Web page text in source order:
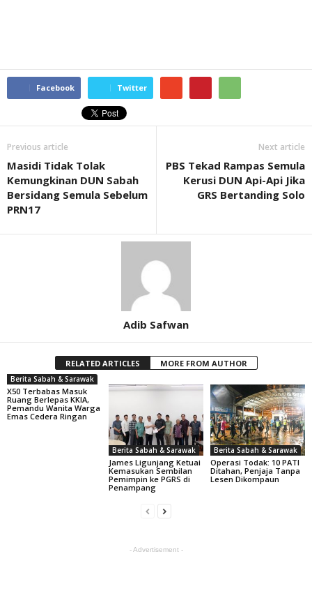
Facebook Twitter
Previous article
Masidi Tidak Tolak
Kemungkinan DUN Sabah
Bersidang Semula Sebelum
PRN17
Next article
PBS Tekad Rampas Semula
Kerusi DUN Api-Api Jika
GRS Bertanding Solo
Adib Safwan
RELATED ARTICLES MORE FROM AUTHOR
Berita Sabah & Sarawak
X50 Terbabas Masuk
Ruang Berlepas KKIA,
Pemandu Wanita Warga
Emas Cedera Ringan
Berita Sabah & Sarawak
James Ligunjang Ketuai
Kemasukan Sembilan
Pemimpin ke PGRS di
Penampang
Berita Sabah & Sarawak
Operasi Todak: 10 PATI
Ditahan, Penjaja Tanpa
Lesen Dikompaun
- Advertisement -